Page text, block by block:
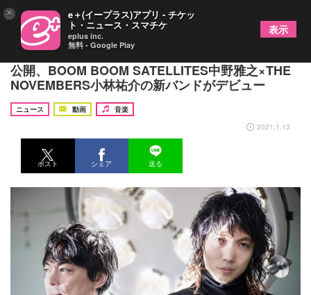
THE SPELLBOUNDの1stシングル「はじまり」MV
公開、BOOM BOOM SATELLITES中野雅之×THE
NOVEMBERS小林祐介の新バンドがデビュー
ニュース 動画
音楽
2021.1.13
ポスト シェア 送る
× e＋(イープラス)アプリ - チケッ
ト・ニュース・スマチケ
eplus inc.
無料 - Google Play
表示